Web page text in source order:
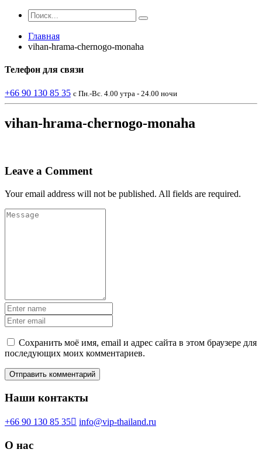
Главная
vihan-hrama-chernogo-monaha
Телефон для связи
+66 90 130 85 35 с Пн.-Вс. 4.00 утра - 24.00 ночи
vihan-hrama-chernogo-monaha
Leave a Comment
Your email address will not be published. All fields are required.
Сохранить моё имя, email и адрес сайта в этом браузере для
последующих моих комментариев.
Наши контакты
+66 90 130 85 35 info@vip-thailand.ru
О нас